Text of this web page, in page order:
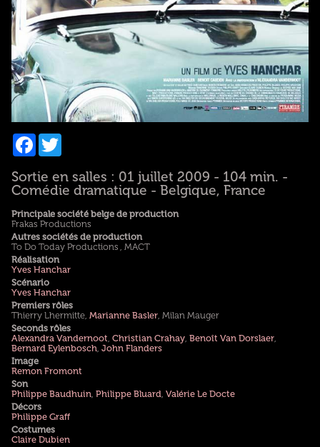
Facebook
Twitter
Sortie en salles : 01 juillet 2009 - 104 min. -
Comédie dramatique - Belgique, France
Principale société belge de production
Frakas Productions
Autres sociétés de production
To Do Today Productions , MACT
Réalisation
Yves Hanchar
Scénario
Yves Hanchar
Premiers rôles
Thierry Lhermitte, Marianne Basler, Milan Mauger
Seconds rôles
Alexandra Vandernoot, Christian Crahay, Benoît Van Dorslaer,
Bernard Eylenbosch, John Flanders
Image
Remon Fromont
Son
Philippe Baudhuin, Philippe Bluard, Valérie Le Docte
Décors
Philippe Graff
Costumes
Claire Dubien